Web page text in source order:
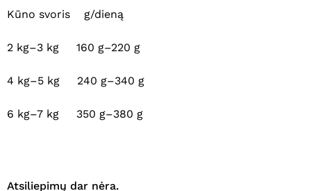
Kūno svoris g/dieną
2 kg–3 kg 160 g–220 g
4 kg–5 kg 240 g–340 g
6 kg–7 kg 350 g–380 g
Atsiliepimų dar nėra.